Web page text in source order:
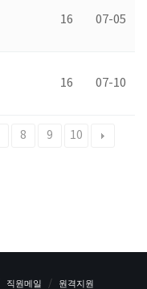
16 07-05
16 07-10
8 9 10
직원메일 원격지원